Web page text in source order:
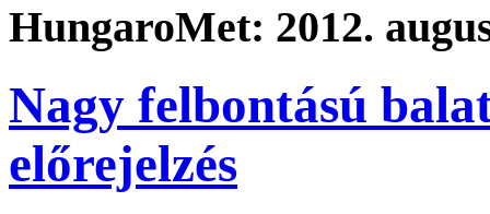
HungaroMet: 2012.
Nagy felbontású
előrejelzés